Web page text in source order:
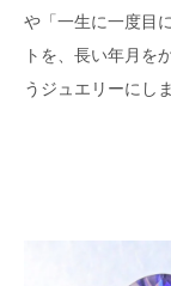
や「一生に一度目
トを、長い年月を
うジュエリーにし